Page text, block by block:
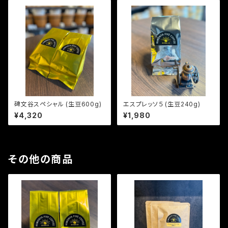
碑文谷スペシャル (生豆600g)
¥4,320
エスプレッソ５ (生豆240g)
¥1,980
その他の商品